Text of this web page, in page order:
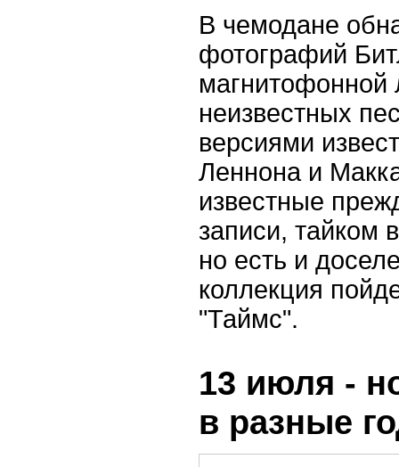
В чемодане
фотографий
магнитофонной
неизвестных
версиями
Леннона и
известные
записи, тайком
но есть и
коллекция
"Таймс".
13 июля -
в разные